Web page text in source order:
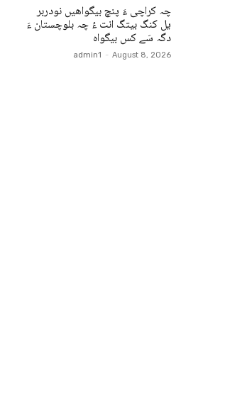
چہ کراچی ءَ پنچ بیگواھیں نودربر
یل کنگ بیتگ انت ءُ چہ بلوچستان ءَ
دگہ سَے کس بیگواہ
admin1 - August 8, 2026